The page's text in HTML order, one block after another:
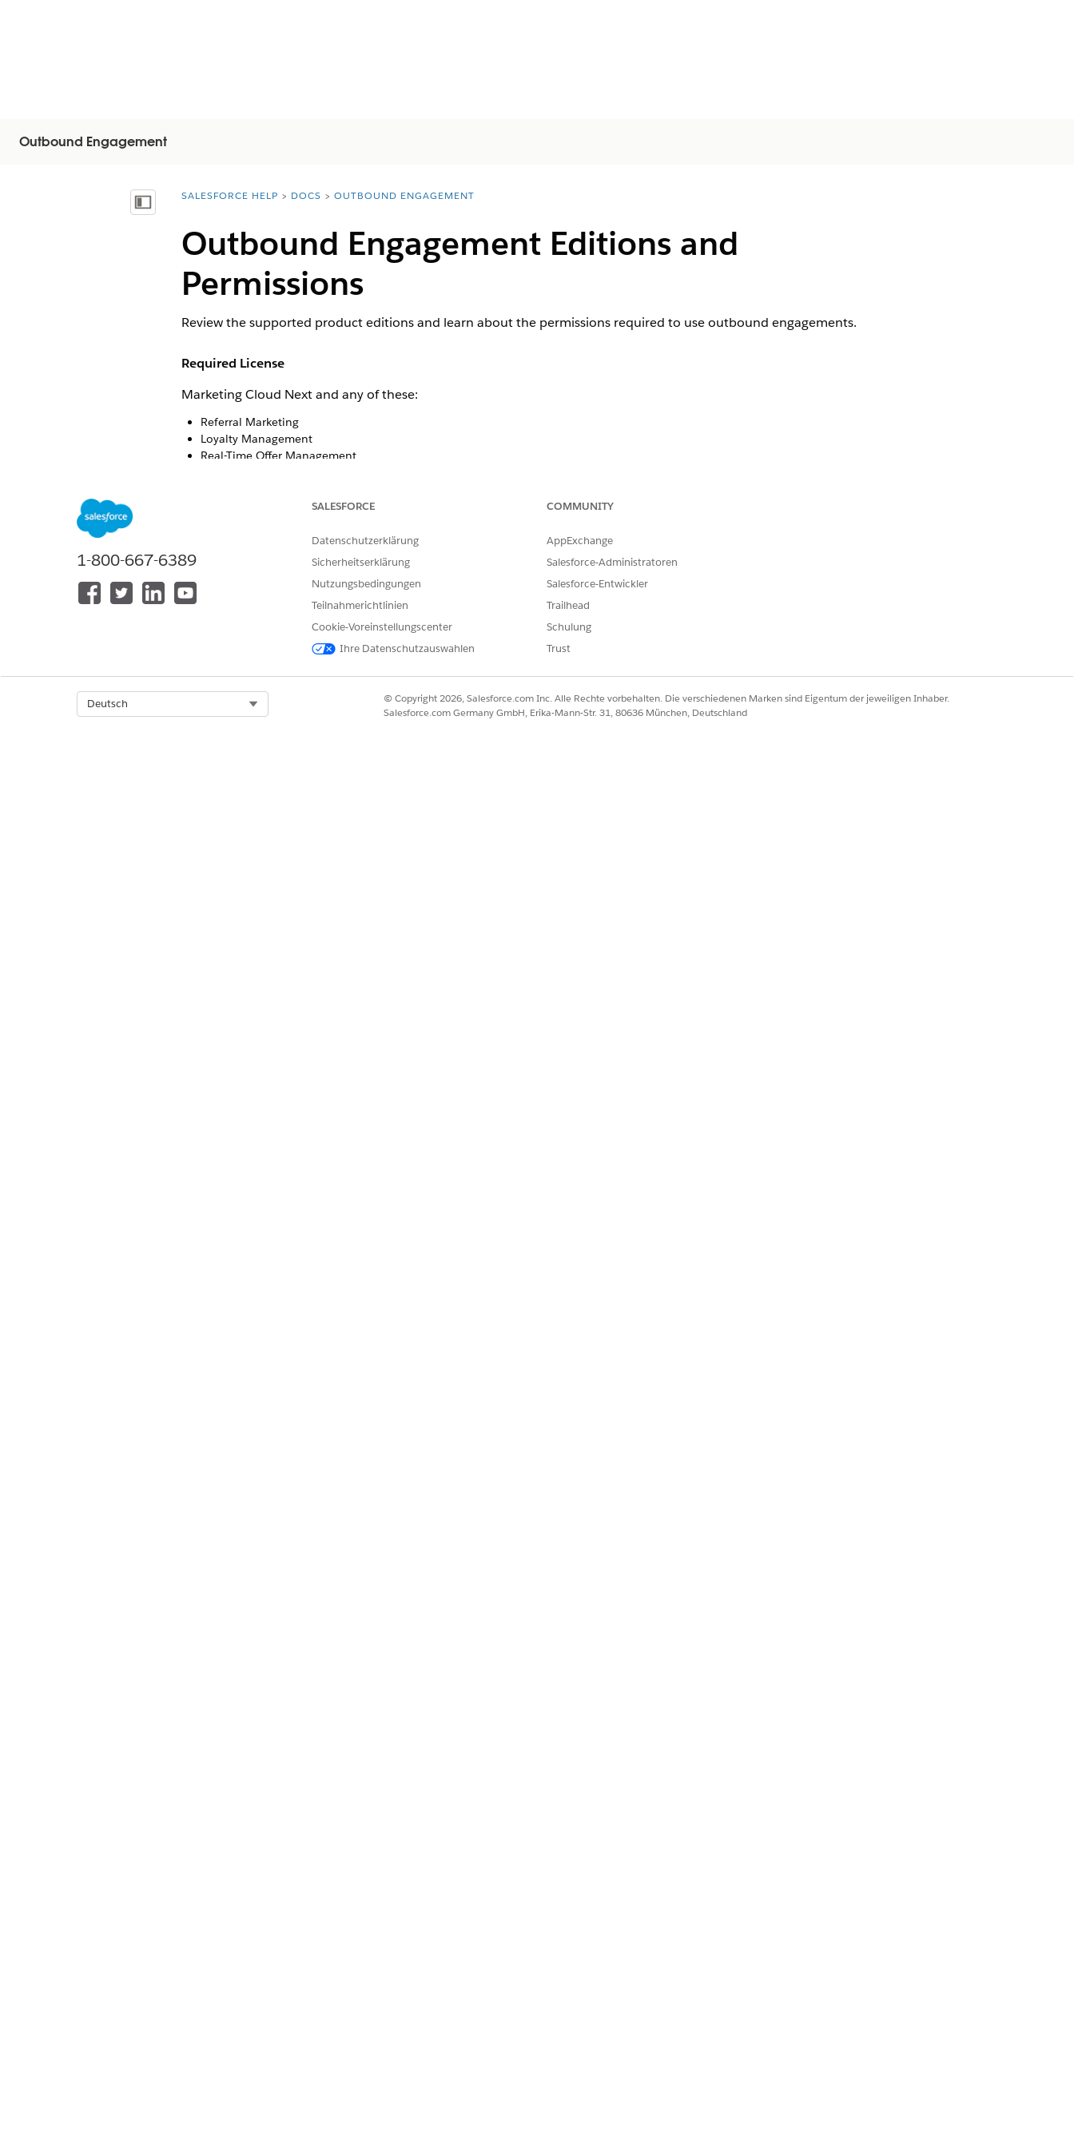
Outbound Engagement
Inhalt anzeigenYou are here:
SALESFORCE HELP DOCS OUTBOUND ENGAGEMENT
Outbound Engagement Editions and
Permissions
Review the supported product editions and learn about the permissions required to use outbound engagements.
Required License
Marketing Cloud Next and any of these:
Referral Marketing
Loyalty Management
Real-Time Offer Management
KONNTEN SIE IHR PROBLEM MITHILFE DIESES ARTIKELS LÖSEN?
Geben Sie uns Feedback, damit wir uns verbessern können.
1-800-667-6389
SALESFORCE
Datenschutzerklärung
Sicherheitserklärung
Nutzungsbedingungen
Teilnahmerichtlinien
Cookie-Voreinstellungscenter
Ihre Datenschutzauswahlen
COMMUNITY
AppExchange
Salesforce-Administratoren
Salesforce-Entwickler
Trailhead
Schulung
Trust
Deutsch
© Copyright 2026, Salesforce.com Inc. Alle Rechte vorbehalten. Die verschiedenen Marken sind Eigentum der jeweiligen Inhaber.
Salesforce.com Germany GmbH, Erika-Mann-Str. 31, 80636 München, Deutschland